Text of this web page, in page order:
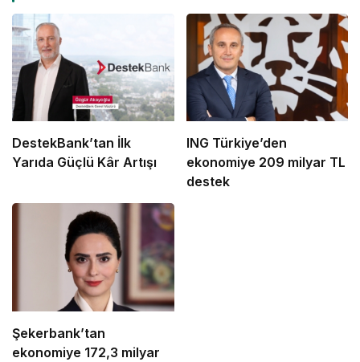
DestekBank’tan İlk
Yarıda Güçlü Kâr Artışı
ING Türkiye’den
ekonomiye 209 milyar TL
destek
Şekerbank’tan
ekonomiye 172,3 milyar